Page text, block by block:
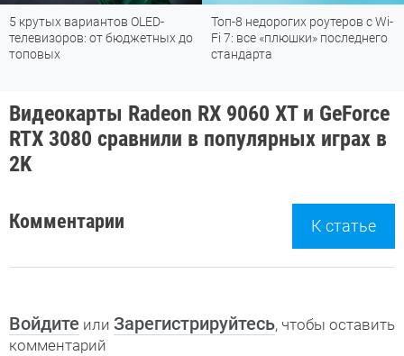
5 крутых вариантов OLED-
телевизоров: от бюджетных до
топовых
Топ-8 недорогих роутеров с Wi-
Fi 7: все «плюшки» последнего
стандарта
Видеокарты Radeon RX 9060 XT и GeForce
RTX 3080 сравнили в популярных играх в
2K
Комментарии К статье
Войдите или Зарегистрируйтесь, чтобы оставить
комментарий